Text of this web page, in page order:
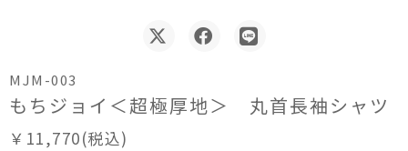
MJM-003
もちジョイ＜超極厚地＞ 丸首長袖シャツ
￥11,770(税込)